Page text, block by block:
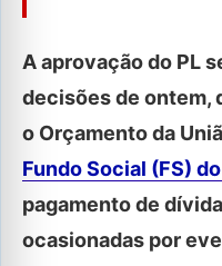
A aprovação do PL
decisões de ontem,
o Orçamento da
Fundo Social (FS)
pagamento de
ocasionadas por